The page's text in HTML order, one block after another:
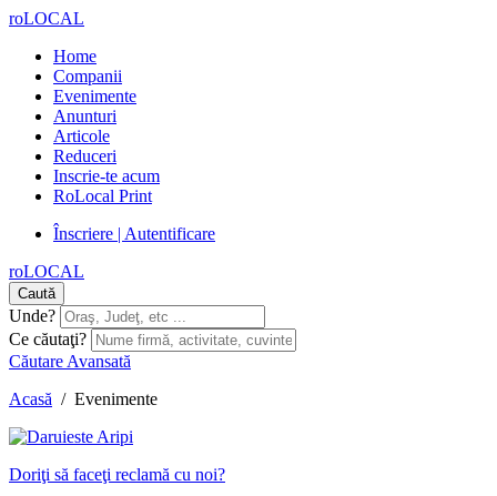
roLOCAL
Home
Companii
Evenimente
Anunturi
Articole
Reduceri
Inscrie-te acum
RoLocal Print
Înscriere | Autentificare
roLOCAL
Caută
Unde?
Ce căutaţi?
Căutare Avansată
Acasă / Evenimente
Doriţi să faceţi reclamă cu noi?